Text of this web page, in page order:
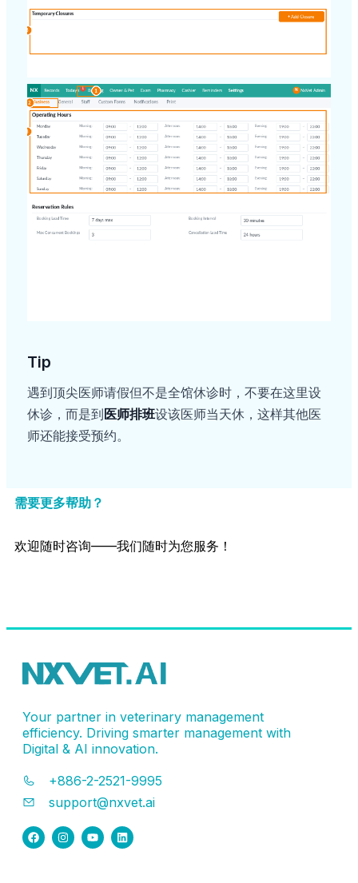
Tip
遇到顶尖医师请假但不是全馆休诊时，不要在这里设
休诊，而是到医师排班设该医师当天休，这样其他医
师还能接受预约。
需要更多帮助？
欢迎随时咨询——我们随时为您服务！
Your partner in veterinary management
efficiency. Driving smarter management with
Digital & AI innovation.
+886-2-2521-9995
support@nxvet.ai